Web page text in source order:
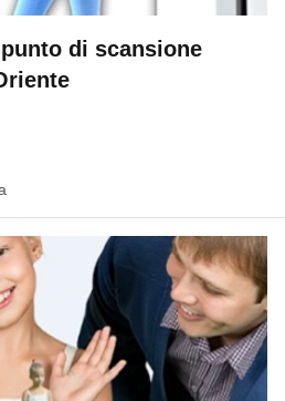
di scansione